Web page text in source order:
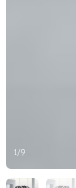
1/9